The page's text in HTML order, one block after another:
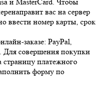
вас на сервер
ввести номер карты, срок
заказе: PayPal,
Для совершения покупки
страницу платежного
форму по